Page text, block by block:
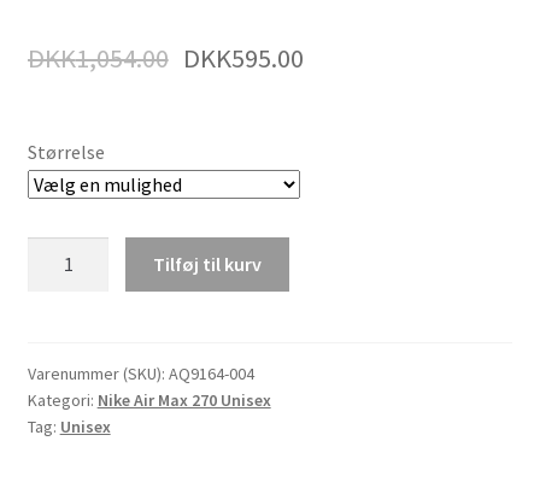
DKK1,054.00 DKK595.00
Størrelse
Se
Marathon
Herrer
Tilføj til kurv
Varenummer (SKU): AQ9164-004
Kategori: Nike Air Max 270 Unisex
Tag: Unisex